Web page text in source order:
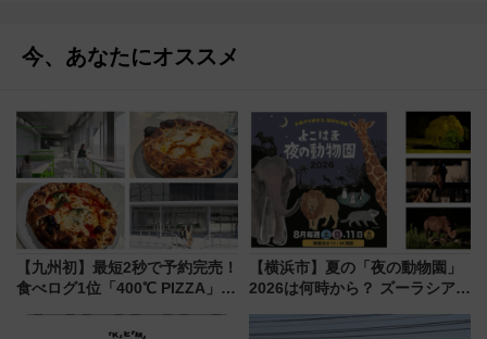
今、あなたにオススメ
【九州初】最短2秒で予約完売！
食べログ1位「400℃ PIZZA」が
プン。もつ鍋風など限定メニュ
【横浜市】夏の「夜の動物園」
2026は何時から？ ズーラシア・
見どころ、限定イベントを徹底